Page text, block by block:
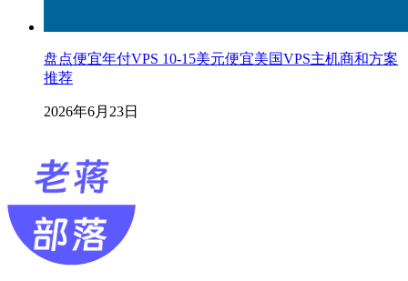
盘点便宜年付VPS 10-15美元便宜美国VPS主机商和方案
推荐
2026年6月23日